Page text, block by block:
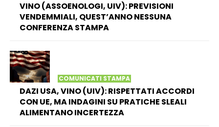
VINO (ASSOENOLOGI, UIV): PREVISIONI
VENDEMMIALI, QUEST’ANNO NESSUNA
CONFERENZA STAMPA
COMUNICATI STAMPA
DAZI USA, VINO (UIV): RISPETTATI ACCORDI
CON UE, MA INDAGINI SU PRATICHE SLEALI
ALIMENTANO INCERTEZZA